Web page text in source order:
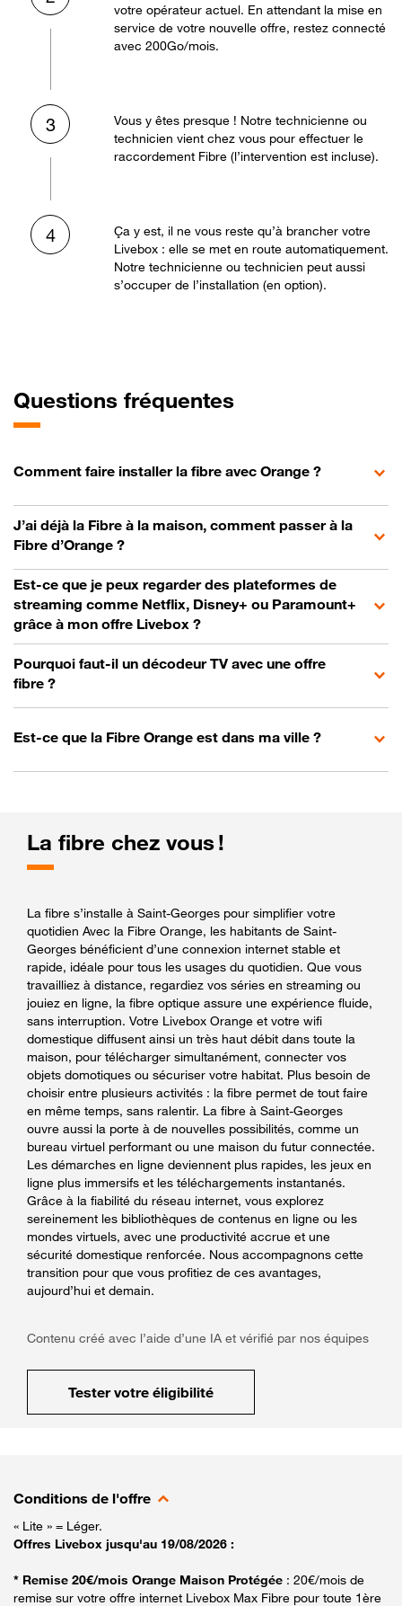
votre opérateur actuel. En attendant la mise en
service de votre nouvelle offre, restez connecté
avec 200Go/mois.
3
Vous y êtes presque ! Notre technicienne ou
technicien vient chez vous pour effectuer le
raccordement Fibre (l’intervention est incluse).
4
Ça y est, il ne vous reste qu’à brancher votre
Livebox : elle se met en route automatiquement.
Notre technicienne ou technicien peut aussi
s’occuper de l’installation (en option).
Questions fréquentes
Comment faire installer la fibre avec Orange ?
J’ai déjà la Fibre à la maison, comment passer à la
Fibre d’Orange ?
Est-ce que je peux regarder des plateformes de
streaming comme Netflix, Disney+ ou Paramount+
grâce à mon offre Livebox ?
Pourquoi faut-il un décodeur TV avec une offre
fibre ?
Est-ce que la Fibre Orange est dans ma ville ?
La fibre chez vous !
La fibre s’installe à Saint-Georges pour simplifier votre
quotidien Avec la Fibre Orange, les habitants de Saint-
Georges bénéficient d’une connexion internet stable et
rapide, idéale pour tous les usages du quotidien. Que vous
travailliez à distance, regardiez vos séries en streaming ou
jouiez en ligne, la fibre optique assure une expérience fluide,
sans interruption. Votre Livebox Orange et votre wifi
domestique diffusent ainsi un très haut débit dans toute la
maison, pour télécharger simultanément, connecter vos
objets domotiques ou sécuriser votre habitat. Plus besoin de
choisir entre plusieurs activités : la fibre permet de tout faire
en même temps, sans ralentir. La fibre à Saint-Georges
ouvre aussi la porte à de nouvelles possibilités, comme un
bureau virtuel performant ou une maison du futur connectée.
Les démarches en ligne deviennent plus rapides, les jeux en
ligne plus immersifs et les téléchargements instantanés.
Grâce à la fiabilité du réseau internet, vous explorez
sereinement les bibliothèques de contenus en ligne ou les
mondes virtuels, avec une productivité accrue et une
sécurité domestique renforcée. Nous accompagnons cette
transition pour que vous profitiez de ces avantages,
aujourd’hui et demain.
Contenu créé avec l’aide d’une IA et vérifié par nos équipes
Tester votre éligibilité
Conditions de l'offre
« Lite » = Léger.
Offres Livebox jusqu'au 19/08/2026 :
* Remise 20€/mois Orange Maison Protégée : 20€/mois de
remise sur votre offre internet Livebox Max Fibre pour toute 1ère